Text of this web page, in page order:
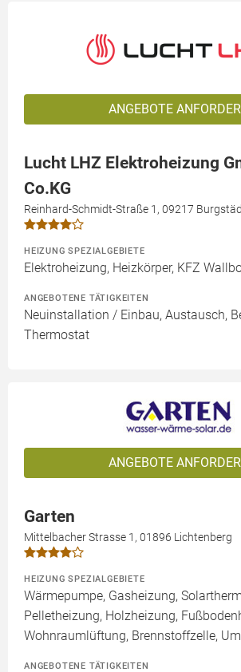
ANGEBOTE
Lucht LHZ Elektroheizung
Co.KG
Reinhard-Schmidt-Straße 1, 09217
HEIZUNG SPEZIALGEBIETE
Elektroheizung, Heizkörper, KFZ
ANGEBOTENE TÄTIGKEITEN
Neuinstallation / Einbau, Austausch,
Thermostat
ANGEBOTE
Garten
Mittelbacher Strasse 1, 01896 Lichtenberg
HEIZUNG SPEZIALGEBIETE
Wärmepumpe, Gasheizung,
Pelletheizung, Holzheizung,
Wohnraumlüftung, Brennstoffzelle,
ANGEBOTENE TÄTIGKEITEN